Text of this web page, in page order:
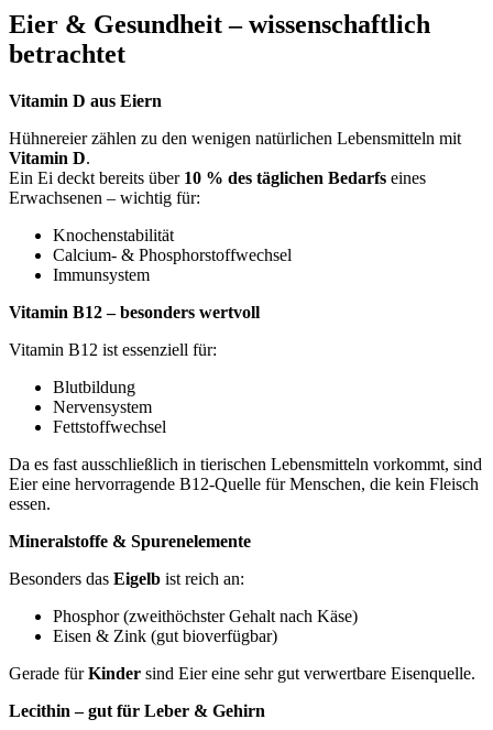
Eier & Gesundheit – wissenschaftlich
betrachtet
Vitamin D aus Eiern
Hühnereier zählen zu den wenigen natürlichen Lebensmitteln mit
Vitamin D.
Ein Ei deckt bereits über 10 % des täglichen Bedarfs eines
Erwachsenen – wichtig für:
Knochenstabilität
Calcium- & Phosphorstoffwechsel
Immunsystem
Vitamin B12 – besonders wertvoll
Vitamin B12 ist essenziell für:
Blutbildung
Nervensystem
Fettstoffwechsel
Da es fast ausschließlich in tierischen Lebensmitteln vorkommt, sind
Eier eine hervorragende B12-Quelle für Menschen, die kein Fleisch
essen.
Mineralstoffe & Spurenelemente
Besonders das Eigelb ist reich an:
Phosphor (zweithöchster Gehalt nach Käse)
Eisen & Zink (gut bioverfügbar)
Gerade fürKinder sind Eier eine sehr gut verwertbare Eisenquelle.
Lecithin – gut für Leber & Gehirn